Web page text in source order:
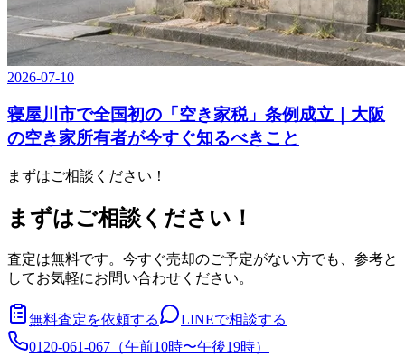
2026-07-10
寝屋川市で全国初の「空き家税」条例成立｜大阪
の空き家所有者が今すぐ知るべきこと
まずはご相談ください！
まずはご相談ください！
査定は無料です。今すぐ売却のご予定がない方でも、参考と
してお気軽にお問い合わせください。
無料査定を依頼する
LINEで相談する
0120-061-067 （午前10時〜午後19時）